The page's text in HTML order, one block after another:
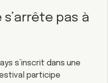
pas à
s’inscrit dans une
participe